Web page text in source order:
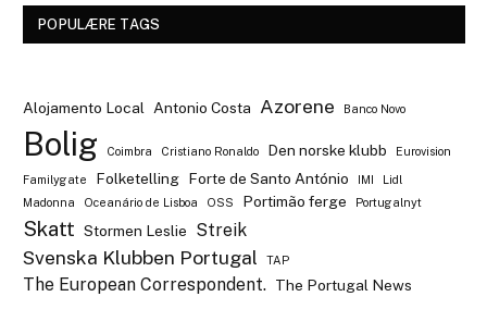
POPULÆRE TAGS
Alojamento Local Antonio Costa Azorene Banco Novo
Bolig Coimbra Cristiano Ronaldo Den norske klubb Eurovision
Familygate Folketelling Forte de Santo António IMI
Lidl
Madonna
Oceanário de Lisboa OSS Portimão ferge Portugalnyt
Skatt Stormen Leslie Streik
Svenska Klubben Portugal TAP
The European Correspondent. The Portugal News